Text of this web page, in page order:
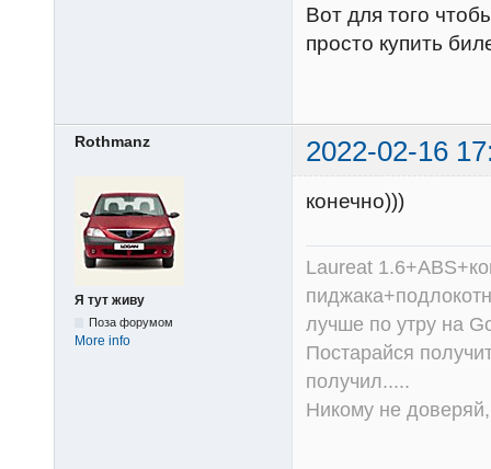
Вот для того
просто купить
Rothmanz 2022-02-16
Я тут живу
Поза форумом
More info
конечно)))
Laureat
лучше по утру на
Постарайся
получил.....
Никому не